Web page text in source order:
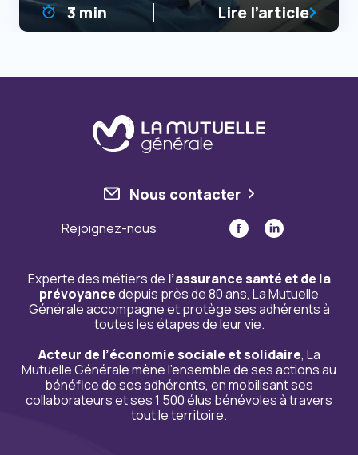
3 min Lire l’article
Nous contacter
Rejoignez-nous
Experte des métiers de l’assurance santé et de la
prévoyancedepuis près de 80 ans, La Mutuelle
Générale accompagne et protège ses adhérents à
toutes les étapes de leur vie.
Acteur de l’économie sociale et solidaire, La
Mutuelle Générale mène l’ensemble de ses actions au
bénéfice de ses adhérents, en mobilisant ses
collaborateurs et ses 1 500 élus bénévoles à travers
tout le territoire.